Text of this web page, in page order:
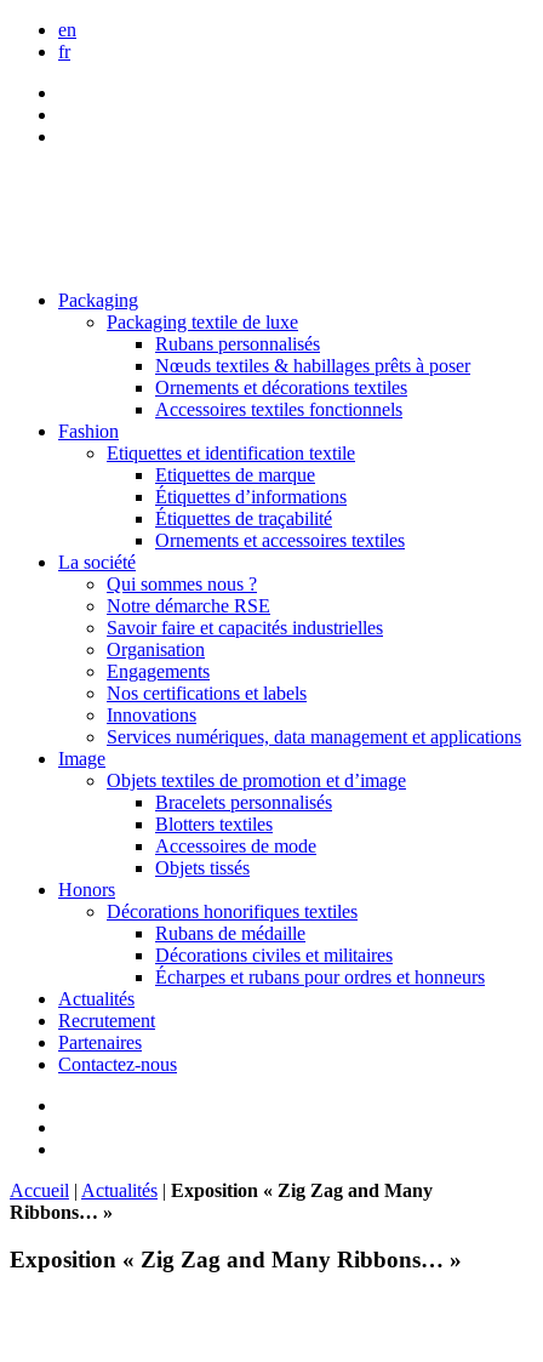
en
fr
Packaging
Packaging textile de luxe
Rubans personnalisés
Nœuds textiles & habillages prêts à poser
Ornements et décorations textiles
Accessoires textiles fonctionnels
Fashion
Etiquettes et identification textile
Etiquettes de marque
Étiquettes d’informations
Étiquettes de traçabilité
Ornements et accessoires textiles
La société
Qui sommes nous ?
Notre démarche RSE
Savoir faire et capacités industrielles
Organisation
Engagements
Nos certifications et labels
Innovations
Services numériques, data management et applications
Image
Objets textiles de promotion et d’image
Bracelets personnalisés
Blotters textiles
Accessoires de mode
Objets tissés
Honors
Décorations honorifiques textiles
Rubans de médaille
Décorations civiles et militaires
Écharpes et rubans pour ordres et honneurs
Actualités
Recrutement
Partenaires
Contactez-nous
Accueil | Actualités | Exposition « Zig Zag and Many
Ribbons… »
Exposition « Zig Zag and Many Ribbons… »